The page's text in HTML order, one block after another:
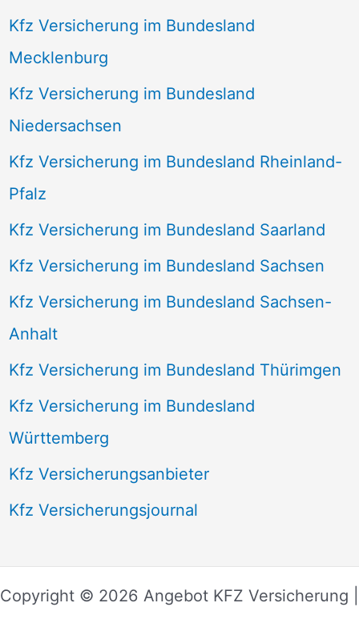
Kfz Versicherung im Bundesland
Mecklenburg
Kfz Versicherung im Bundesland
Niedersachsen
Kfz Versicherung im Bundesland Rheinland-
Pfalz
Kfz Versicherung im Bundesland Saarland
Kfz Versicherung im Bundesland Sachsen
Kfz Versicherung im Bundesland Sachsen-
Anhalt
Kfz Versicherung im Bundesland Thürimgen
Kfz Versicherung im Bundesland
Württemberg
Kfz Versicherungsanbieter
Kfz Versicherungsjournal
Copyright © 2026 Angebot KFZ Versicherung |